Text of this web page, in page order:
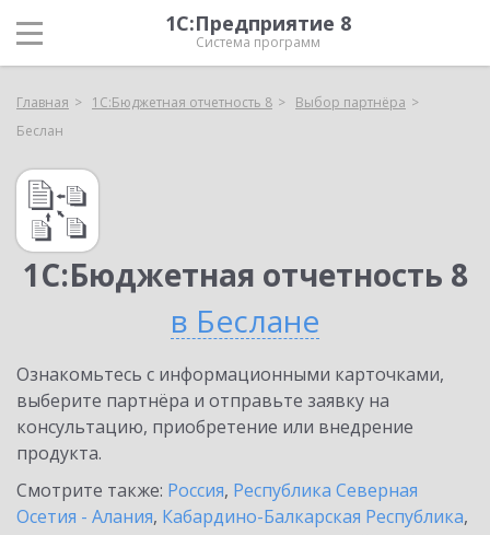
1С:Предприятие 8
Система программ
Главная 1С:Бюджетная отчетность 8
Выбор партнёра
Беслан
1С:Бюджетная отчетность 8
в Беслане
Ознакомьтесь с информационными карточками,
выберите партнёра и отправьте заявку на
консультацию, приобретение или внедрение
продукта.
Смотрите также: Россия, Республика Северная
Осетия - Алания, Кабардино-Балкарская Республика,